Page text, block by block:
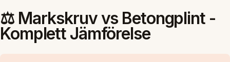
⚖️ Markskruv vs Betongplint -
Komplett Jämförelse